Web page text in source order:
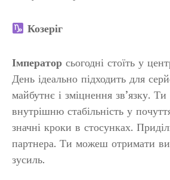
Козеріг
Імператор сьогодні стоїть у
День ідеально підходить для
майбутнє і зміцнення зв’язку.
внутрішню стабільність у
значні кроки в стосунках.
партнера. Ти можеш отримати
зусиль.